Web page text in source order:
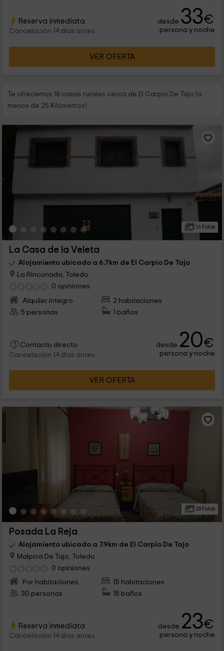
Reserva inmediata
Cancelación 14 días antes
desde 33€
persona y noche
VER OFERTA
Te ofrecemos 18 casas rurales cerca de El Carpio De Tajo (a
menos de 25 Kilómetros)
16 Fotos
La Casa de la Veleta
Alojamiento ubicado a 6.7km de El Carpio De Tajo
La Rinconada, Toledo
0 opiniones
Alquiler íntegro
2 habitaciones
5 personas
1 baños
Contacto directo
Cancelación 14 días antes
desde 20€
persona y noche
VER OFERTA
28 Fotos
Posada La Reja
Alojamiento ubicado a 7.9km de El Carpio De Tajo
Malpica De Tajo, Toledo
0 opiniones
Por habitaciones
15 habitaciones
30 personas
15 baños
Reserva inmediata
Cancelación 14 días antes
desde 23€
persona y noche